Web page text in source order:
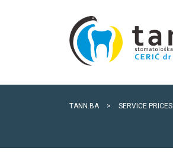
TANN.BA > SERVICE PRICES